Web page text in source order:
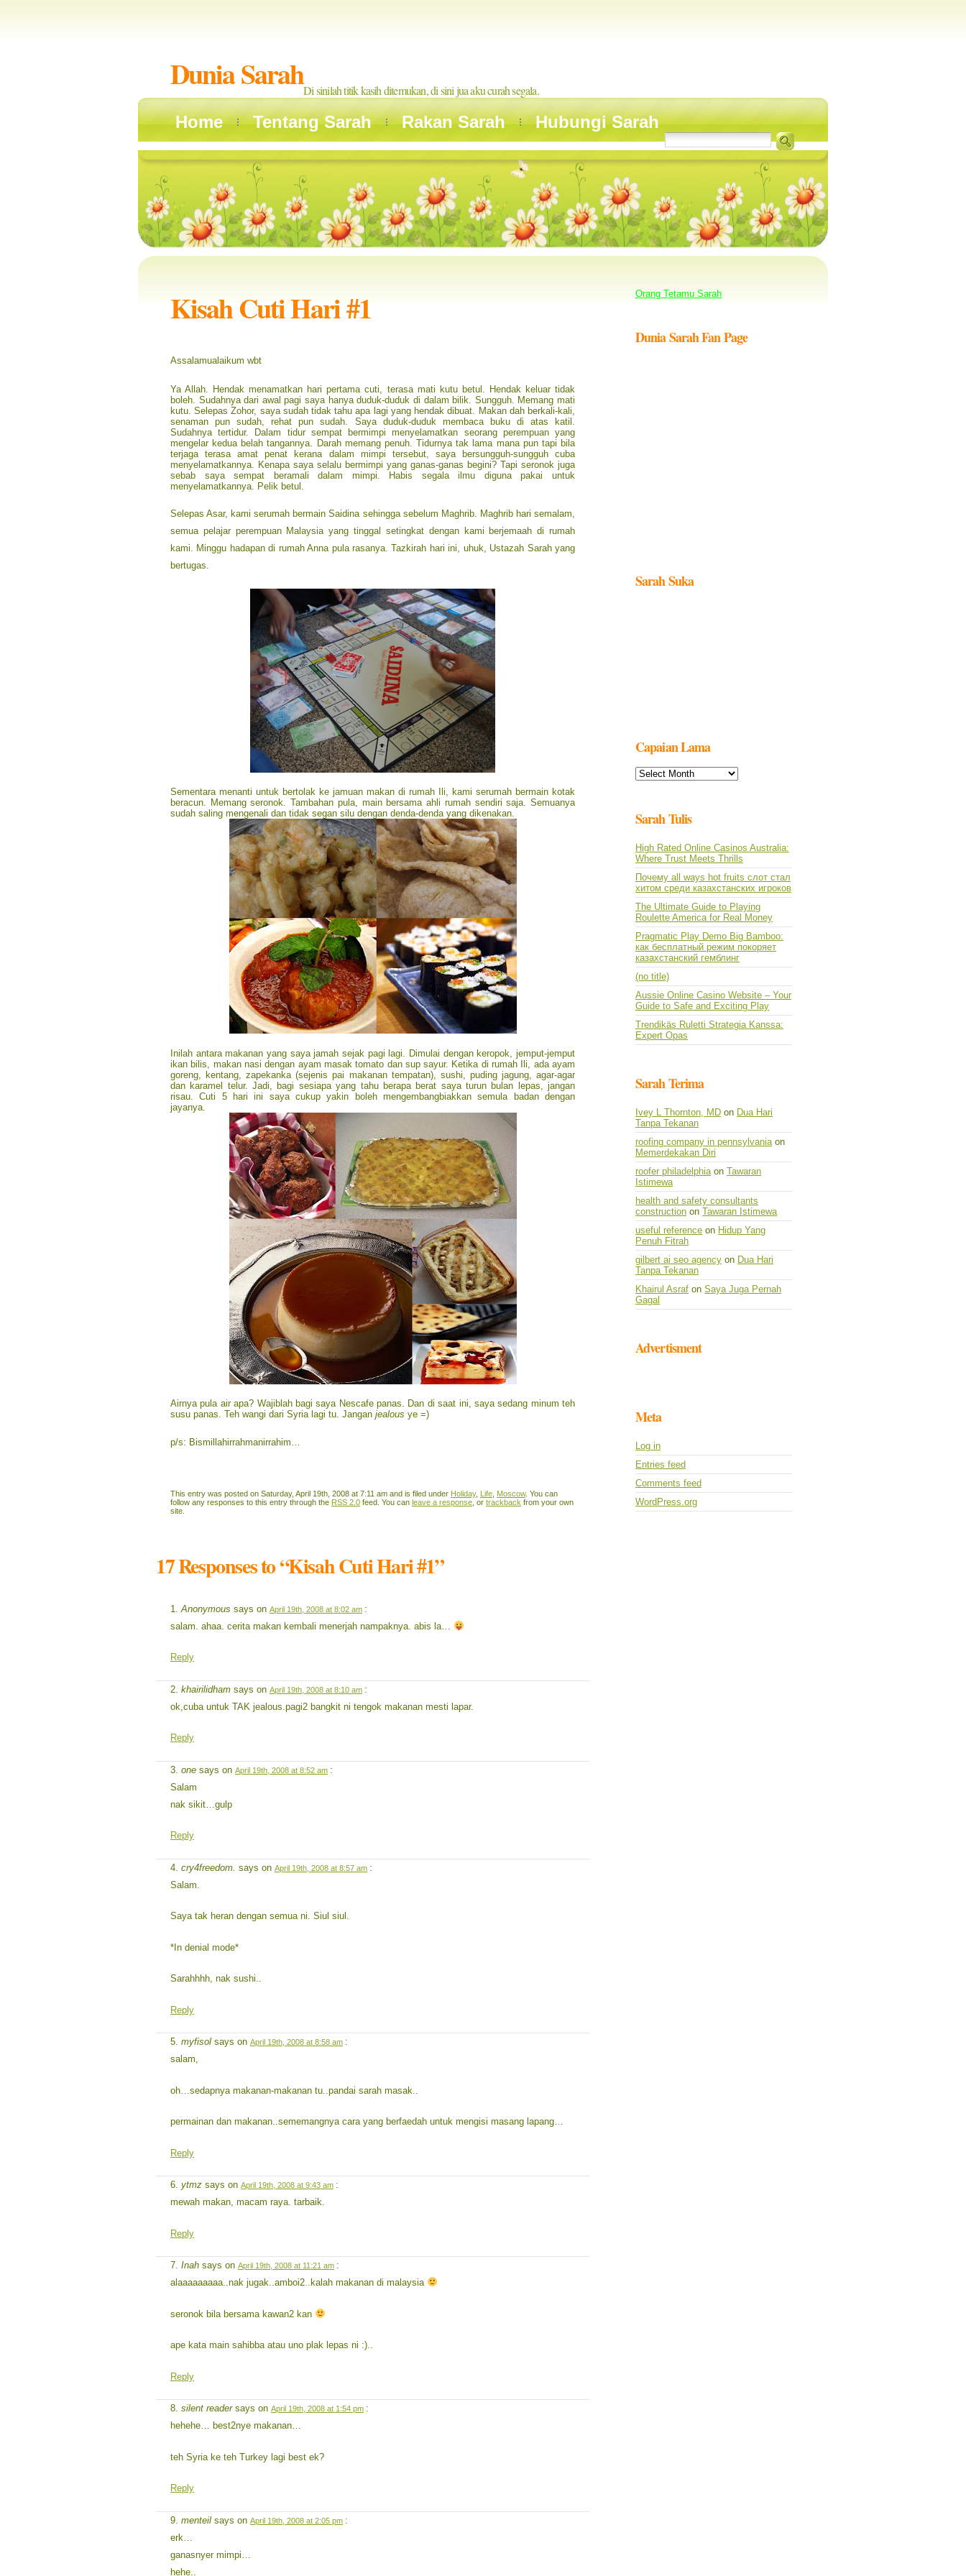
Dunia SarahDi sinilah titik kasih ditemukan, di sini jua aku curah segala.
Home Tentang Sarah Rakan Sarah Hubungi Sarah
Kisah Cuti Hari #1
Assalamualaikum wbt
Ya Allah. Hendak menamatkan hari pertama cuti, terasa mati kutu betul. Hendak keluar tidak
boleh. Sudahnya dari awal pagi saya hanya duduk-duduk di dalam bilik. Sungguh. Memang mati
kutu. Selepas Zohor, saya sudah tidak tahu apa lagi yang hendak dibuat. Makan dah berkali-kali,
senaman pun sudah, rehat pun sudah. Saya duduk-duduk membaca buku di atas katil.
Sudahnya tertidur. Dalam tidur sempat bermimpi menyelamatkan seorang perempuan yang
mengelar kedua belah tangannya. Darah memang penuh. Tidurnya tak lama mana pun tapi bila
terjaga terasa amat penat kerana dalam mimpi tersebut, saya bersungguh-sungguh cuba
menyelamatkannya. Kenapa saya selalu bermimpi yang ganas-ganas begini? Tapi seronok juga
sebab saya sempat beramali dalam mimpi. Habis segala ilmu diguna pakai untuk
menyelamatkannya. Pelik betul.
Selepas Asar, kami serumah bermain Saidina sehingga sebelum Maghrib. Maghrib hari semalam,
semua pelajar perempuan Malaysia yang tinggal setingkat dengan kami berjemaah di rumah
kami. Minggu hadapan di rumah Anna pula rasanya. Tazkirah hari ini, uhuk, Ustazah Sarah yang
bertugas.
Sementara menanti untuk bertolak ke jamuan makan di rumah Ili, kami serumah bermain kotak
beracun. Memang seronok. Tambahan pula, main bersama ahli rumah sendiri saja. Semuanya
sudah saling mengenali dan tidak segan silu dengan denda-denda yang dikenakan.
Inilah antara makanan yang saya jamah sejak pagi lagi. Dimulai dengan keropok, jemput-jemput
ikan bilis, makan nasi dengan ayam masak tomato dan sup sayur. Ketika di rumah Ili, ada ayam
goreng, kentang, zapekanka (sejenis pai makanan tempatan), sushi, puding jagung, agar-agar
dan karamel telur. Jadi, bagi sesiapa yang tahu berapa berat saya turun bulan lepas, jangan
risau. Cuti 5 hari ini saya cukup yakin boleh mengembangbiakkan semula badan dengan
jayanya.
Airnya pula air apa? Wajiblah bagi saya Nescafe panas. Dan di saat ini, saya sedang minum teh
susu panas. Teh wangi dari Syria lagi tu. Jangan jealous ye =)
p/s: Bismillahirrahmanirrahim…
This entry was posted on Saturday, April 19th, 2008 at 7:11 am and is filed under Holiday, Life Moscow. You can
follow any responses to this entry through the RSS 2.0 feed. You can leave a response , or trackback from your own
site.
17 Responses to “Kisah Cuti Hari #1”
Anonymous says on April 19th, 2008 at 8:02 am :
salam. ahaa. cerita makan kembali menerjah nampaknya. abis la…
Reply
khairilidham says on April 19th, 2008 at 8:10 am :
ok,cuba untuk TAK jealous.pagi2 bangkit ni tengok makanan mesti lapar.
Reply
one says on April 19th, 2008 at 8:52 am :
Salam
nak sikit…gulp
Reply
cry4freedom. says on April 19th, 2008 at 8:57 am :
Salam.
Saya tak heran dengan semua ni. Siul siul.
*In denial mode*
Sarahhhh, nak sushi..
Reply
myfisol says on April 19th, 2008 at 8:58 am :
salam,
oh…sedapnya makanan-makanan tu..pandai sarah masak..
permainan dan makanan..sememangnya cara yang berfaedah untuk mengisi masang lapang…
Reply
ytmz says on April 19th, 2008 at 9:43 am :
mewah makan, macam raya. tarbaik.
Reply
Inah says on April 19th, 2008 at 11:21 am :
alaaaaaaaaa..nak jugak..amboi2..kalah makanan di malaysia
seronok bila bersama kawan2 kan
ape kata main sahibba atau uno plak lepas ni :)..
Reply
silent readersays on April 19th, 2008 at 1:54 pm :
hehehe… best2nye makanan…
teh Syria ke teh Turkey lagi best ek?
Reply
menteil says on April 19th, 2008 at 2:05 pm :
erk…
ganasnyer mimpi…
hehe..
Orang Tetamu Sarah
Dunia Sarah Fan Page
Sarah Suka
Capaian Lama
Capaian
Lama
Sarah Tulis
High Rated Online Casinos Australia:
Where Trust Meets Thrills
Почему all ways hot fruits слот стал
хитом среди казахстанских игроков
The Ultimate Guide to Playing
Roulette America for Real Money
Pragmatic Play Demo Big Bamboo:
как бесплатный режим покоряет
казахстанский гемблинг
(no title)
Aussie Online Casino Website – Your
Guide to Safe and Exciting Play
Trendikäs Ruletti Strategia Kanssa:
Expert Opas
Sarah Terima
Ivey L Thornton, MD on Dua Hari
Tanpa Tekanan
roofing company in pennsylvaniaon
Memerdekakan Diri
roofer philadelphiaon Tawaran
Istimewa
health and safety consultants
construction on Tawaran Istimewa
useful reference on Hidup Yang
Penuh Fitrah
gilbert ai seo agency on Dua Hari
Tanpa Tekanan
Khairul Asraf on Saya Juga Pernah
Gagal
Advertisment
Meta
Log in
Entries feed
Comments feed
WordPress.org